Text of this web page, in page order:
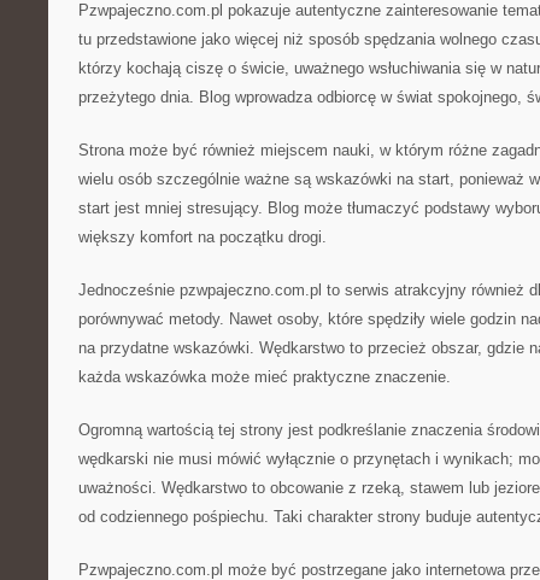
Pzwpajeczno.com.pl pokazuje autentyczne zainteresowanie
tu przedstawione jako więcej niż sposób spędzania wolnego
którzy kochają ciszę o świcie, uważnego wsłuchiwania się w
przeżytego dnia. Blog wprowadza odbiorcę w świat spokojnego,
Strona może być również miejscem nauki, w którym różne
wielu osób szczególnie ważne są wskazówki na start, ponieważ
start jest mniej stresujący. Blog może tłumaczyć podstawy
większy komfort na początku drogi.
Jednocześnie pzwpajeczno.com.pl to serwis atrakcyjny również
porównywać metody. Nawet osoby, które spędziły wiele godzin
na przydatne wskazówki. Wędkarstwo to przecież obszar, gdzie
każda wskazówka może mieć praktyczne znaczenie.
Ogromną wartością tej strony jest podkreślanie znaczenia
wędkarski nie musi mówić wyłącznie o przynętach i wynikach;
uważności. Wędkarstwo to obcowanie z rzeką, stawem lub
od codziennego pośpiechu. Taki charakter strony buduje
Pzwpajeczno.com.pl może być postrzegane jako internetowa